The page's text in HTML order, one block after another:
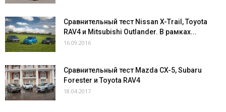
Сравнительный тест Nissan X-Trail, Toyota
RAV4 и Mitsubishi Outlander. В рамках...
16.09.2016
Сравнительный тест Mazda CX-5, Subaru
Forester и Toyota RAV4
18.04.2017